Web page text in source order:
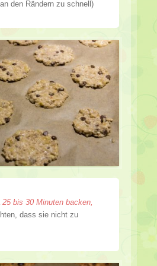
den Rändern zu schnell)
25 bis 30 Minuten backen,
dass sie nicht zu